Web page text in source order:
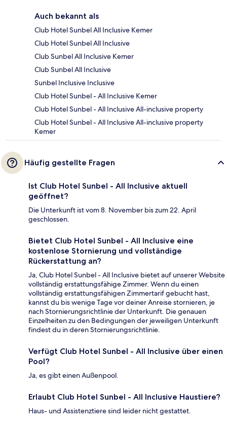
Auch bekannt als
Club Hotel Sunbel All Inclusive Kemer
Club Hotel Sunbel All Inclusive
Club Sunbel All Inclusive Kemer
Club Sunbel All Inclusive
Sunbel Inclusive Inclusive
Club Hotel Sunbel - All Inclusive Kemer
Club Hotel Sunbel - All Inclusive All-inclusive property
Club Hotel Sunbel - All Inclusive All-inclusive property
Kemer
Häufig gestellte Fragen
Ist Club Hotel Sunbel - All Inclusive aktuell
geöffnet?
Die Unterkunft ist vom 8. November bis zum 22. April
geschlossen.
Bietet Club Hotel Sunbel - All Inclusive eine
kostenlose Stornierung und vollständige
Rückerstattung an?
Ja, Club Hotel Sunbel - All Inclusive bietet auf unserer Website
vollständig erstattungsfähige Zimmer. Wenn du einen
vollständig erstattungsfähigen Zimmertarif gebucht hast,
kannst du bis wenige Tage vor deiner Anreise stornieren, je
nach Stornierungsrichtlinie der Unterkunft. Die genauen
Einzelheiten zu den Bedingungen der jeweiligen Unterkunft
findest du in deren Stornierungsrichtlinie.
Verfügt Club Hotel Sunbel - All Inclusive über einen
Pool?
Ja, es gibt einen Außenpool.
Erlaubt Club Hotel Sunbel - All Inclusive Haustiere?
Haus- und Assistenztiere sind leider nicht gestattet.